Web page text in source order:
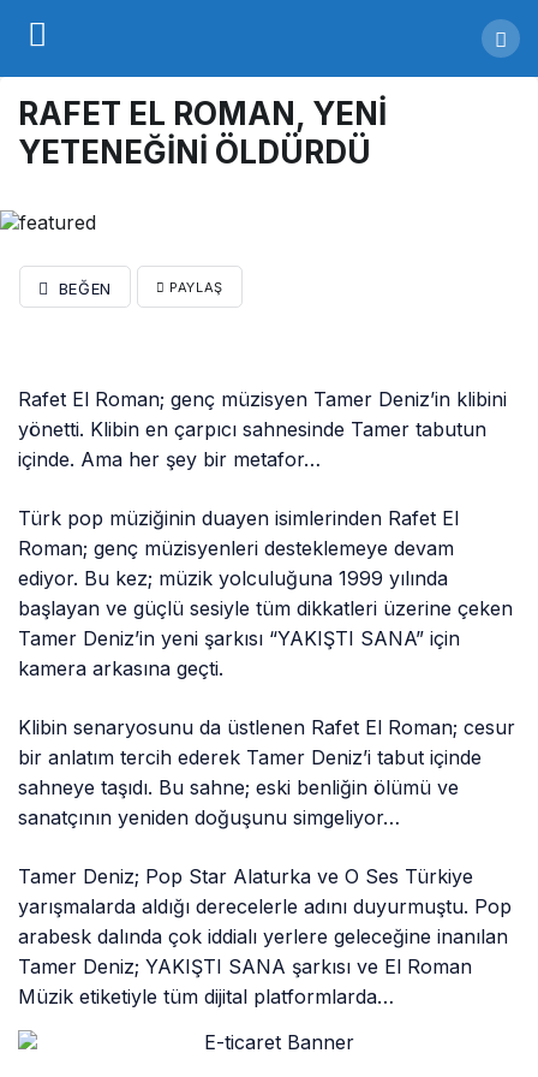
RAFET EL ROMAN, YENİ
YETENEĞİNİ ÖLDÜRDÜ
BEĞEN PAYLAŞ
Rafet El Roman; genç müzisyen Tamer Deniz’in klibini
yönetti. Klibin en çarpıcı sahnesinde Tamer tabutun
içinde. Ama her şey bir metafor…
Türk pop müziğinin duayen isimlerinden Rafet El
Roman; genç müzisyenleri desteklemeye devam
ediyor. Bu kez; müzik yolculuğuna 1999 yılında
başlayan ve güçlü sesiyle tüm dikkatleri üzerine çeken
Tamer Deniz’in yeni şarkısı “YAKIŞTI SANA” için
kamera arkasına geçti.
Klibin senaryosunu da üstlenen Rafet El Roman; cesur
bir anlatım tercih ederek Tamer Deniz’i tabut içinde
sahneye taşıdı. Bu sahne; eski benliğin ölümü ve
sanatçının yeniden doğuşunu simgeliyor…
Tamer Deniz; Pop Star Alaturka ve O Ses Türkiye
yarışmalarda aldığı derecelerle adını duyurmuştu. Pop
arabesk dalında çok iddialı yerlere geleceğine inanılan
Tamer Deniz; YAKIŞTI SANA şarkısı ve El Roman
Müzik etiketiyle tüm dijital platformlarda…